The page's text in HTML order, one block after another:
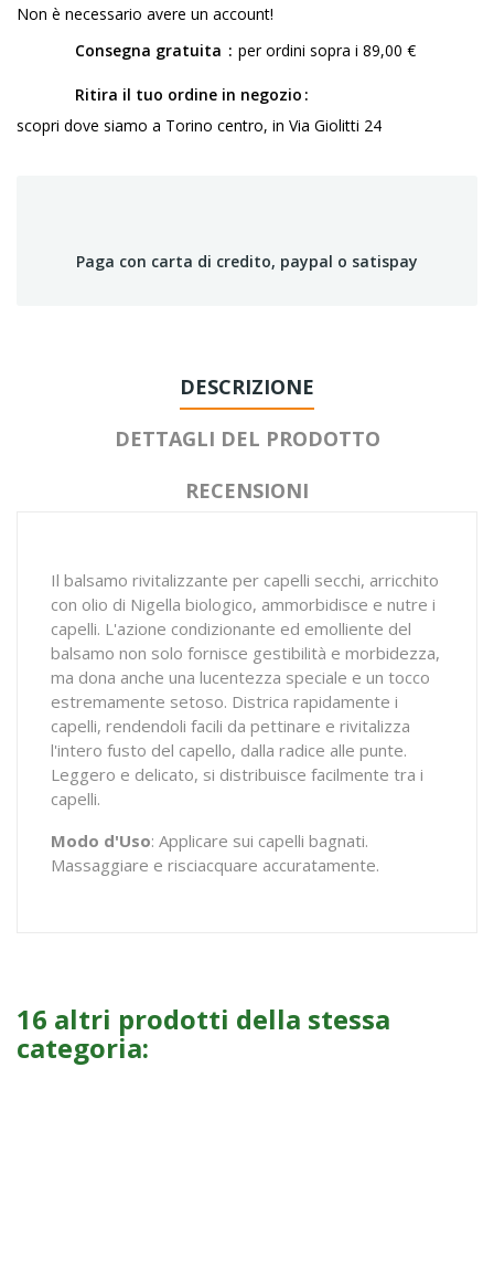
Non è necessario avere un account!
Consegna gratuita
per ordini sopra i 89,00 €
Ritira il tuo ordine in negozio
scopri dove siamo a Torino centro, in Via Giolitti 24
Paga con carta di credito, paypal o satispay
DESCRIZIONE
DETTAGLI DEL PRODOTTO
RECENSIONI
Il balsamo rivitalizzante per capelli secchi, arricchito
con olio di Nigella biologico, ammorbidisce e nutre i
capelli. L'azione condizionante ed emolliente del
balsamo non solo fornisce gestibilità e morbidezza,
ma dona anche una lucentezza speciale e un tocco
estremamente setoso. Districa rapidamente i
capelli, rendendoli facili da pettinare e rivitalizza
l'intero fusto del capello, dalla radice alle punte.
Leggero e delicato, si distribuisce facilmente tra i
capelli.
Modo d'Uso: Applicare sui capelli bagnati.
Massaggiare e risciacquare accuratamente.
16 altri prodotti della stessa
categoria: